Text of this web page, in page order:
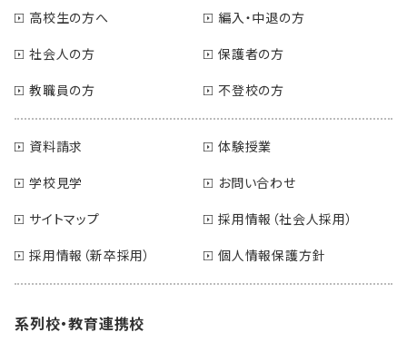
高校生の方へ
編入・中退の方
社会人の方
保護者の方
教職員の方
不登校の方
資料請求
体験授業
学校見学
お問い合わせ
サイトマップ
採用情報（社会人採用）
採用情報（新卒採用）
個人情報保護方針
系列校・教育連携校